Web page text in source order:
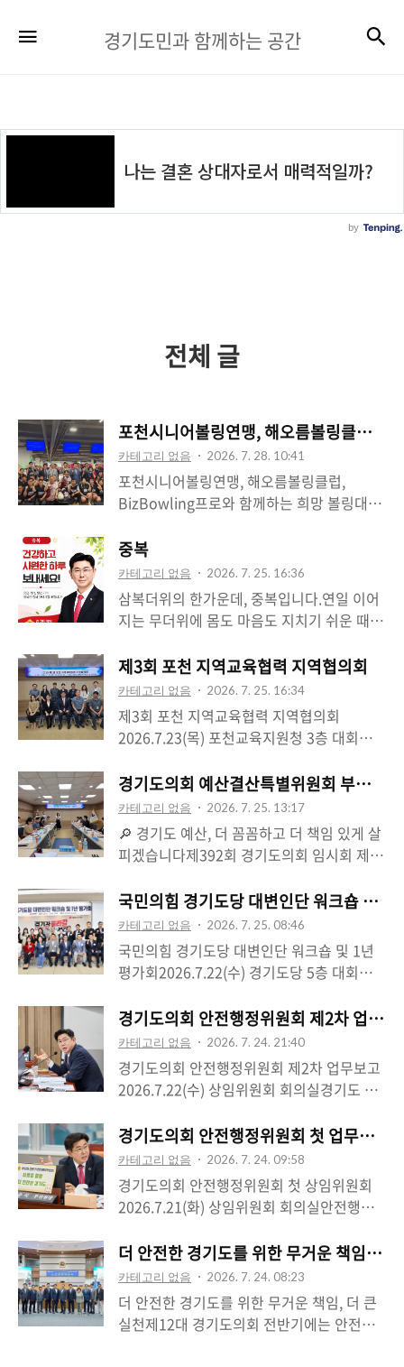
기
함
께
간
경기도민과 함께하는 공간
전체 글
포천시니어볼링연맹, 해오름볼링클럽,
카테고리 없음 2026. 7. 28. 10:41
포천시니어볼링연맹, 해오름볼링클럽,
BizBowling프로와 함께하는 희망 볼링대회
어볼링연맹과 해오름볼링클럽, Biz Bowling
프로가 함께한 희망 볼링대회에 참석해 선수
여러분을 응원했습니다.볼링은 남녀노소 누
구나 함께 즐길 수 있고, 건강과 친목을 다지
는 생활체육입니다. 특히 시니어 선수 여러분
께서 힘차게 공을 던지며 서로 격려하고 화합
하는 모습에서 활기찬 에너지를 느낄 수 있었
습니다.대회를 준비해 주신 관계자 여러분께
감사드리며, 참가하신 모든 분께서 승패를 떠
나 즐거운 추억을 만드시길 바랍니다. 앞으로
을 더욱 가까이에서 누릴 수 있도록 관심을
갖고 살피겠습니다.모든 선수 여러분의 멋진
경기와 건강을 응원합니다..
중복
카테고리 없음 2026. 7. 25. 16:36
삼복더위의 한가운데, 중복입니다.연일 이어
지는 무더위에 몸도 마음도 지치기 쉬운 때입
과 이웃의 안부도 한 번 더 살펴주시길 바랍
니다.건강하고 시원한 하루, 웃음과 평안이
가득한 중복 보내시길 바랍니다.#중복 #삼복
더위 #건강한여름 #여름인사 #경기도의회 #
경기도의원 #윤충식 #포천 #수호1004윤충
식
제3회 포천 지역교육협력 지역협의회
카테고리 없음 2026. 7. 25. 16:34
제3회 포천 지역교육협력 지역협의회
2026.7.23(목) 포천교육지원청 3층 대회의실
육협력을 더욱 촘촘히 이어가겠습니다.지난
23일 포천교육지원청에서 열린 ‘2026년 제3
회 지역교육협력 지역위원회’를 위원장으로
주재하고, 포천 미래온 공유학교 운영계획과
학생 맞춤형 교육 확대 방안을 심의했습니다.
이번 회의에서는 여름방학 동안 운영될 포천
미래온 공유학교 67개 프로그램과 2학기 소
인수 학점인정형 공유학교 운영계획을 살펴
봤습니다. AI·디지털, 외국어, 대학연계, 진로
체험, 문화예술, 독서·인문, 다문화 등 다양한
서 자신의 적성과 진로를 탐색하고, 더 넓은
배움의 기회를 누릴 수 있도록 하는 내용입니
다.포천 미래온 공유학..
경기도의회 예산결산특별위원회 부위원
카테고리 없음 2026. 7. 25. 13:17
🔎 경기도 예산, 더 꼼꼼하고 더 책임 있게 살
피겠습니다제392회 경기도의회 임시회 제4
원 선임안이 통과된 데 이어, 예산결산특별위
원회 회의에서 부위원장이라는 중책을 맡게
되었습니다.경기도의 예산은 단순한 숫자가
아니라 도민의 삶을 지키고 지역의 미래를 준
비하는 소중한 재원입니다. 어려운 경제 여건
속에서 한정된 재원이 꼭 필요한 곳에 효율적
으로 배분되고, 도민을 위해 제대로 사용될
수 있도록 더욱 꼼꼼히 살피겠습니다.불필요
하거나 중복되는 사업은 없는지, 민생과 안전
을 위한 예산이 빠짐없이 반영됐는지, 집행된
엄격하게 점검하겠습니다. 특히 경기북부와
포천의 현실과 지역 간 균형발전의 필요성이
예산 심사 과정에 충실히 반..
국민의힘 경기도당 대변인단 워크숍 및 1
카테고리 없음 2026. 7. 25. 08:46
국민의힘 경기도당 대변인단 워크숍 및 1년
평가회2026.7.22(수) 경기도당 5층 대회의실
성주 총괄수석님의 주재로 대변인단 활동을
돌아보고, 김선교 경기도당위원장님께 활동
보고서를 전달했습니다. 이어진 특강에서는
경기도당의 비전과 대변인단이 나아가야 할
방향, 도민과 더욱 가까이 소통하기 위한 역
할에 대해 함께 고민하는 시간을 가졌습니다.
대변인은 당의 입장을 전달하는 것을 넘어 현
장의 목소리를 세심하게 듣고, 도민의 눈높이
에서 정확하고 책임 있게 소통해야 하는 자리
입니다. 앞으로도 민심을 올바르게 전달하고
뛰겠습니다.함께해 주신 김선교 도당위원장
님과 임성주 총괄수석님, 경기도당 대변인단
여러분께 감사드립니다.#국민의..
경기도의회 안전행정위원회 제2차 업무
카테고리 없음 2026. 7. 24. 21:40
경기도의회 안전행정위원회 제2차 업무보고
2026.7.22(수) 상임위원회 회의실경기도 소
학교, 경기도119특수대응단, 경기도국민안
전체험관의 주요 업무를 보고받고 질의응답
을 진행했습니다. 안전행정위원회는 재난 대
응과 소방안전, 자치행정 등 도민의 일상과
밀접한 정책과 예산을 심의하는 상임위원회
입니다. 소방은 도민의 생명과 재산을 지키는
최후의 안전망입니다. 최근 재난의 유형이 복
잡하고 대형화되고 있는 만큼, 현장 대응력을
높이는 동시에 사고를 사전에 예방할 수 있는
체계를 갖추는 일이 무엇보다 중요합니다.특
경기도의회 안전행정위원회 첫 업무보고,
카테고리 없음 2026. 7. 24. 09:58
경기도의회 안전행정위원회 첫 상임위원회
2026.7.21(화) 상임위원회 회의실안전행정
명과 안전을 지키기 위한 안전예산의 적기 집
행과 예방 중심의 재난 대응체계 구축을 주문
했습니다.안전예산은 단순히 편성하는 데 그
쳐서는 안 됩니다. 꼭 필요한 곳에 적재적소
로 사용하고, 재난에 선제적으로 대응할 수
더 안전한 경기도를 위한 무거운 책임, 경
카테고리 없음 2026. 7. 24. 08:23
더 안전한 경기도를 위한 무거운 책임, 더 큰
실천제12대 경기도의회 전반기에는 안전행